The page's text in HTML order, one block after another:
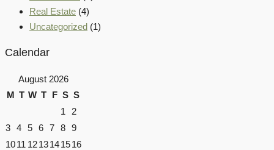
Real Estate (4)
Uncategorized (1)
Calendar
August 2026
M T W T F S S
1
2
3 4 5 6 7 8 9
1011 1213141516